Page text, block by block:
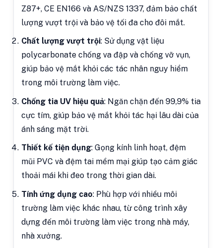
Z87+, CE EN166 và AS/NZS 1337, đảm bảo chất
lượng vượt trội và bảo vệ tối đa cho đôi mắt.
Chất lượng vượt trội: Sử dụng vật liệu
polycarbonate chống va đập và chống vỡ vụn,
giúp bảo vệ mắt khỏi các tác nhân nguy hiểm
trong môi trường làm việc.
Chống tia UV hiệu quả: Ngăn chặn đến 99,9% tia
cực tím, giúp bảo vệ mắt khỏi tác hại lâu dài của
ánh sáng mặt trời.
Thiết kế tiện dụng: Gọng kính linh hoạt, đệm
mũi PVC và đệm tai mềm mại giúp tạo cảm giác
thoải mái khi đeo trong thời gian dài.
Tính ứng dụng cao: Phù hợp với nhiều môi
trường làm việc khác nhau, từ công trình xây
dựng đến môi trường làm việc trong nhà máy,
nhà xưởng.